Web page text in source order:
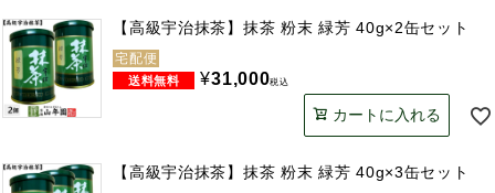
【高級宇治抹茶】抹茶 粉末 緑芳 40g×2缶セット
宅配便
¥31,000税込
カートに入れる
【高級宇治抹茶】抹茶 粉末 緑芳 40g×3缶セット